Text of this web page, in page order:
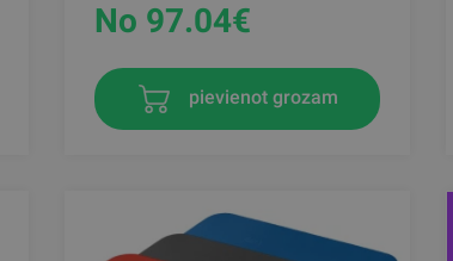
No 97.04€
pievienot grozam